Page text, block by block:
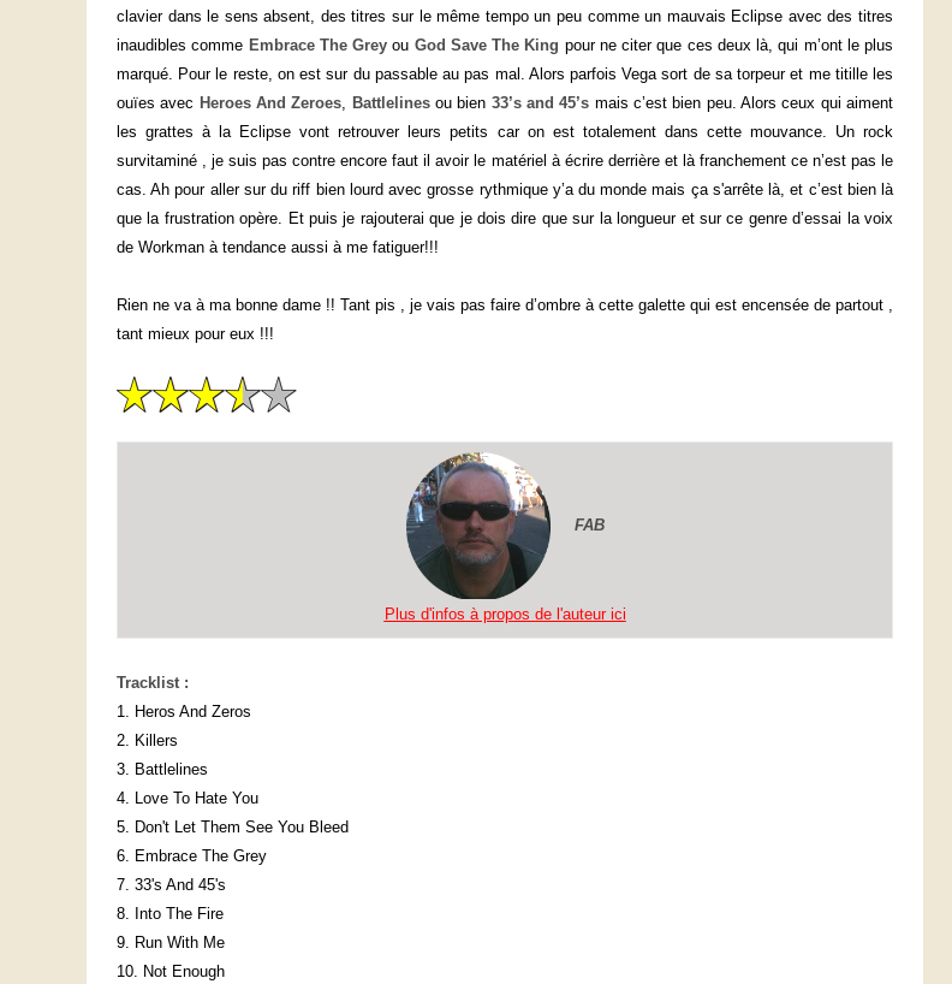
clavier dans le sens absent, des titres sur le même tempo un peu comme un mauvais Eclipse avec des titres
inaudibles comme Embrace The Grey ou God Save The King pour ne citer que ces deux là, qui m’ont le plus
marqué. Pour le reste, on est sur du passable au pas mal. Alors parfois Vega sort de sa torpeur et me titille les
ouïes avec Heroes And Zeroes, Battlelinesou bien 33’s and 45’s mais c’est bien peu. Alors ceux qui aiment
les grattes à la Eclipse vont retrouver leurs petits car on est totalement dans cette mouvance. Un rock
survitaminé , je suis pas contre encore faut il avoir le matériel à écrire derrière et là franchement ce n’est pas le
cas. Ah pour aller sur du riff bien lourd avec grosse rythmique y’a du monde mais ça s'arrête là, et c’est bien là
que la frustration opère. Et puis je rajouterai que je dois dire que sur la longueur et sur ce genre d’essai la voix
de Workman à tendance aussi à me fatiguer!!!
Rien ne va à ma bonne dame !! Tant pis , je vais pas faire d’ombre à cette galette qui est encensée de partout ,
tant mieux pour eux !!!
FAB
Plus d'infos à propos de l'auteur ici
Tracklist :
1. Heros And Zeros
2. Killers
3. Battlelines
4. Love To Hate You
5. Don't Let Them See You Bleed
6. Embrace The Grey
7. 33's And 45's
8. Into The Fire
9. Run With Me
10. Not Enough